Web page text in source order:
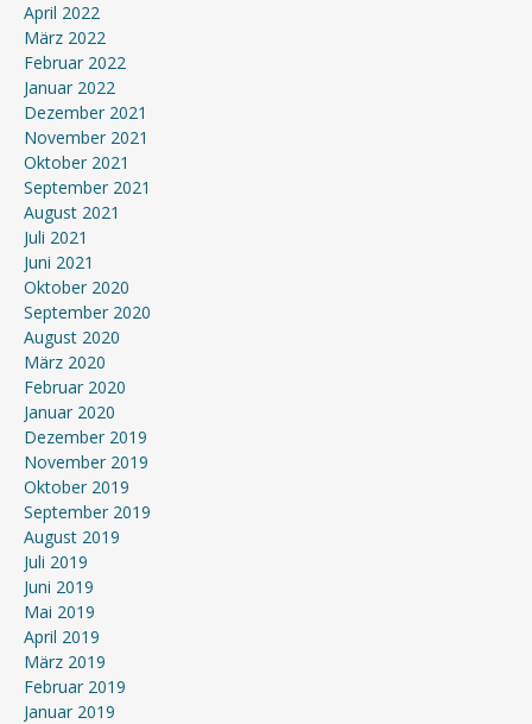
April 2022
März 2022
Februar 2022
Januar 2022
Dezember 2021
November 2021
Oktober 2021
September 2021
August 2021
Juli 2021
Juni 2021
Oktober 2020
September 2020
August 2020
März 2020
Februar 2020
Januar 2020
Dezember 2019
November 2019
Oktober 2019
September 2019
August 2019
Juli 2019
Juni 2019
Mai 2019
April 2019
März 2019
Februar 2019
Januar 2019